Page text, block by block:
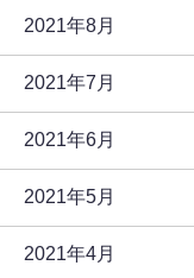
2021年8月
2021年7月
2021年6月
2021年5月
2021年4月